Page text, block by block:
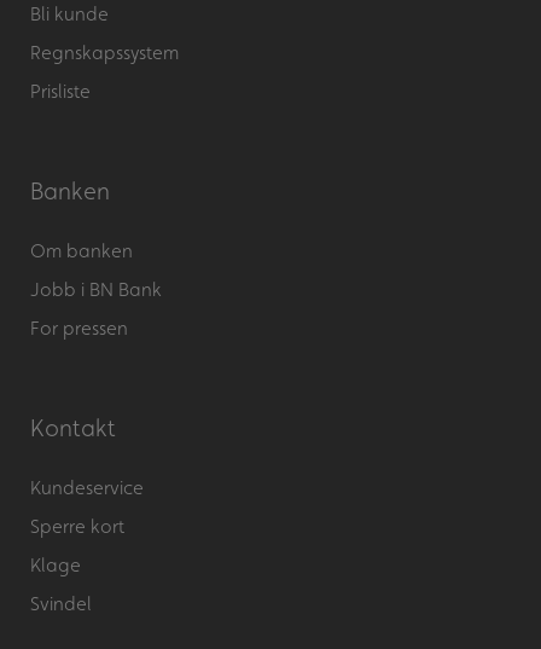
Bli kunde
Regnskapssystem
Prisliste
Banken
Om banken
Jobb i BN Bank
For pressen
Kontakt
Kundeservice
Sperre kort
Klage
Svindel